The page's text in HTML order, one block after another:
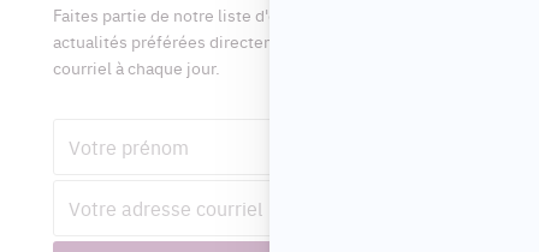
Faites partie de notre liste d'envoi afin de recevoir vos
actualités préférées directement dans votre boîte
courriel à chaque jour.
courriel